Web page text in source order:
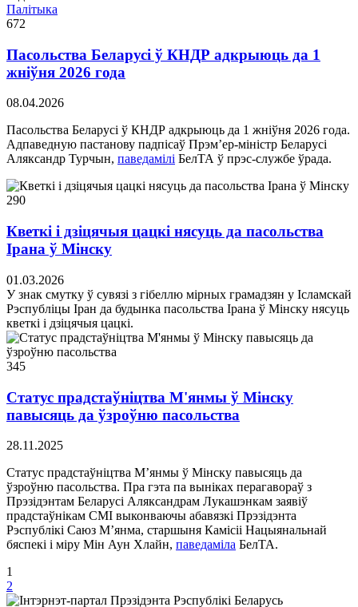
Палітыка
672
Пасольства Беларусі ў КНДР адкрыюць да 1
жніўня 2026 года
08.04.2026
Пасольства Беларусі ў КНДР адкрыюць да 1 жніўня 2026 года.
Адпаведную пастанову падпісаў Прэм’ер-міністр Беларусі
Аляксандр Турчын, паведамілі БелТА ў прэс-службе ўрада.
290
Кветкі і дзіцячыя цацкі нясуць да пасольства
Ірана ў Мінску
01.03.2026
У знак смутку ў сувязі з гібеллю мірных грамадзян у Ісламскай
Рэспубліцы Іран да будынка пасольства Ірана ў Мінску нясуць
кветкі і дзіцячыя цацкі.
345
Статус прадстаўніцтва М'янмы ў Мінску
павысяць да ўзроўню пасольства
28.11.2025
Статус прадстаўніцтва М’янмы ў Мінску павысяць да
ўзроўню пасольства. Пра гэта па выніках перагавораў з
Прэзідэнтам Беларусі Аляксандрам Лукашэнкам заявіў
прадстаўнікам СМІ выконваючы абавязкі Прэзідэнта
Рэспублікі Саюз М’янма, старшыня Камісіі Нацыянальнай
бяспекі і міру Мін Аун Хлайн, паведаміла БелТА.
1
2